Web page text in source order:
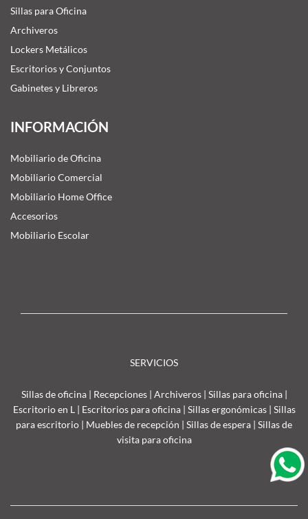
Sillas para Oficina
Archiveros
Lockers Metálicos
Escritorios y Conjuntos
Gabinetes y Libreros
INFORMACIÓN
Mobiliario de Oficina
Mobiliario Comercial
Mobiliario Home Office
Accesorios
Mobiliario Escolar
SERVICIOS
Sillas de oficina| Recepciones| Archiveros| Sillas para oficina|
Escritorio en L | Escritorios para oficina| Sillas ergonómicas| Sillas
para escritorio | Muebles de recepción | Sillas de espera | Sillas de
visita para oficina